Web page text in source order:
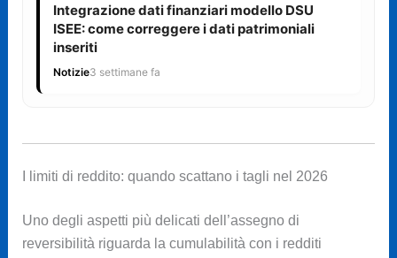
Integrazione dati finanziari modello DSU
ISEE: come correggere i dati patrimoniali
inseriti
Notizie3 settimane fa
I limiti di reddito: quando scattano i tagli nel 2026
Uno degli aspetti più delicati dell’assegno di
reversibilità riguarda la cumulabilità con i redditi